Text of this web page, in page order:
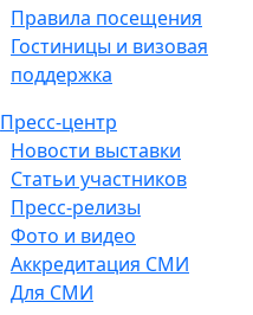
Правила посещения
Гостиницы и визовая
поддержка
Пресс-центр
Новости выставки
Статьи участников
Пресс-релизы
Фото и видео
Аккредитация СМИ
Для СМИ